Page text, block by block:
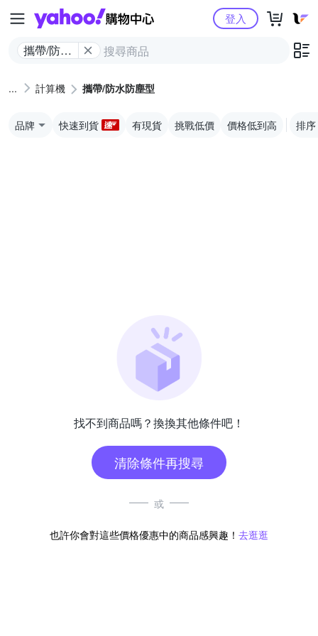
Yahoo購物中心
攜帶/防水
登入
計算機 攜帶/防水防塵型
品牌 快速到貨 有現貨 挑戰低價 價格低到高 排序
找不到商品嗎？換換其他條件吧！
清除條件再搜尋
或
也許你會對這些價格優惠中的商品感興趣！ 去逛逛